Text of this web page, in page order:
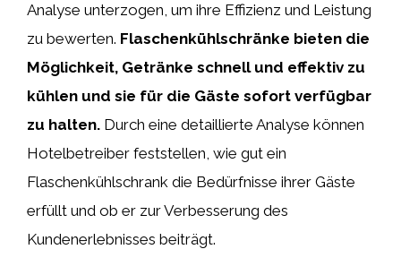
Analyse unterzogen, um ihre Effizienz und Leistung
zu bewerten. Flaschenkühlschränke bieten die
Möglichkeit, Getränke schnell und effektiv zu
kühlen und sie für die Gäste sofort verfügbar
zu halten. Durch eine detaillierte Analyse können
Hotelbetreiber feststellen, wie gut ein
Flaschenkühlschrank die Bedürfnisse ihrer Gäste
erfüllt und ob er zur Verbesserung des
Kundenerlebnisses beiträgt.